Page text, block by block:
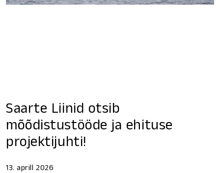
Saarte Liinid otsib
mõõdistustööde ja ehituse
projektijuhti!
13. aprill 2026